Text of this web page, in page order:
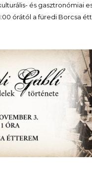
és gasztronómiai
órától a füredi Borcsa